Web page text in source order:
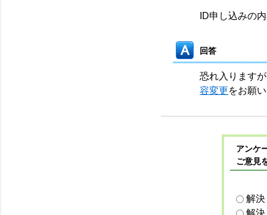
ID申し込みの
回答
恐れ入ります
容変更をお願
アンケ
ご意見
解
解